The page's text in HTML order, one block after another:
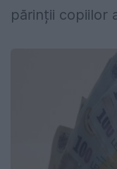
părinții copiilor